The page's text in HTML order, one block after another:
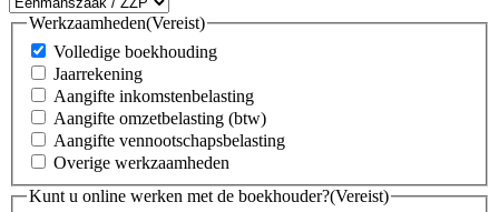
Werkzaamheden(Vereist)
Volledige boekhouding
Jaarrekening
Aangifte inkomstenbelasting
Aangifte omzetbelasting (btw)
Aangifte vennootschapsbelasting
Overige werkzaamheden
Kunt u online werken met de boekhouder?(Vereist)